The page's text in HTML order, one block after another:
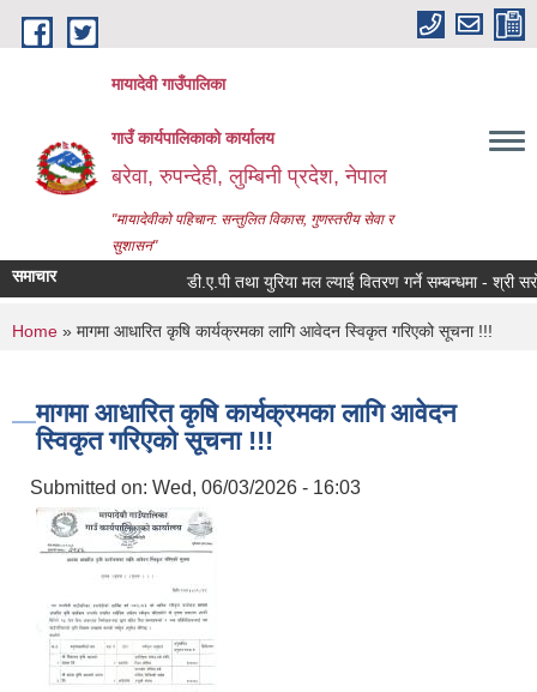
Skip to main content
मायादेवी गाउँपालिका
गाउँ कार्यपालिकाको कार्यालय
बरेवा, रुपन्देही, लुम्बिनी प्रदेश, नेपाल
"मायादेवीको पहिचान: सन्तुलित विकास, गुणस्तरीय सेवा र
सुशासन"
समाचार डी.ए.पी तथा युरिया मल ल्याई वितरण गर्ने सम्बन्धमा - श्री
You are here
Home » मागमा आधारित कृषि कार्यक्रमका लागि आवेदन स्विकृत गरिएको सूचना !!!
मागमा आधारित कृषि कार्यक्रमका लागि आवेदन
स्विकृत गरिएको सूचना !!!
Submitted on: Wed, 06/03/2026 - 16:03